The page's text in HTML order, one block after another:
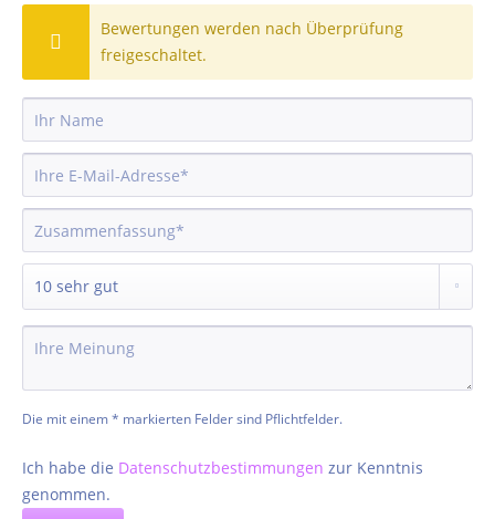
Bewertungen werden nach Überprüfung
freigeschaltet.
Die mit einem * markierten Felder sind Pflichtfelder.
Ich habe die Datenschutzbestimmungen zur Kenntnis
genommen.